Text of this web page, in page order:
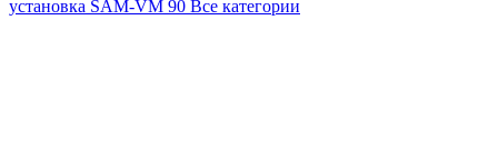
установка SAM-VM 90 Все категории